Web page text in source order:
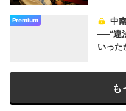
Premium
中
──“違
いった
も